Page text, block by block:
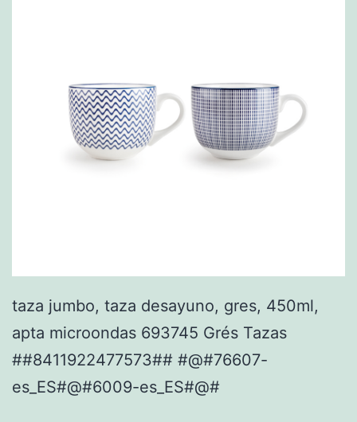
taza jumbo, taza desayuno, gres, 450ml,
apta microondas 693745 Grés Tazas
##8411922477573## #@#76607-
es_ES#@#6009-es_ES#@#